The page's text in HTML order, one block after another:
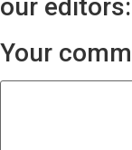
our editors:
Your